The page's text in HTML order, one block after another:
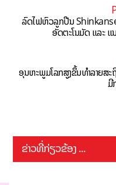
ລົດໄຟຫົວລູກປືນ
ອັດຕະໂນມັດ ແລະ ແ
ອຸນຫະພູມໂລກສູງຂຶ້ນທຳລາຍສ
ມີ
ຂ່າວທີ່ກ່ຽວຂ້ອງ ...